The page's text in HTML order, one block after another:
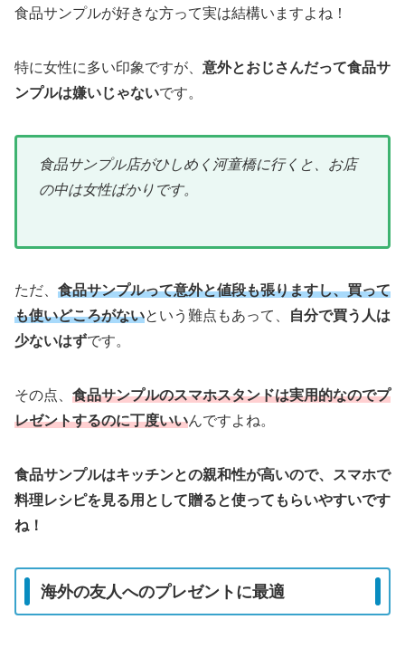
食品サンプルが好きな方って実は結構いますよね！
特に女性に多い印象ですが、 意外とおじさんだって食品サ
ンプルは嫌いじゃないです。
食品サンプル店がひしめく河童橋に行くと、お店
の中は女性ばかりです。
ただ、 食品サンプルって意外と値段も張りますし、買って
も使いどころがないという難点もあって、
自分で買う人は
少ないはずです。
その点、 食品サンプルのスマホスタンドは実用的なのでプ
レゼントするのに丁度いいんですよね。
食品サンプルはキッチンとの親和性が高いので、スマホで
料理レシピを見る用として贈ると使ってもらいやすいです
ね！
海外の友人へのプレゼントに最適